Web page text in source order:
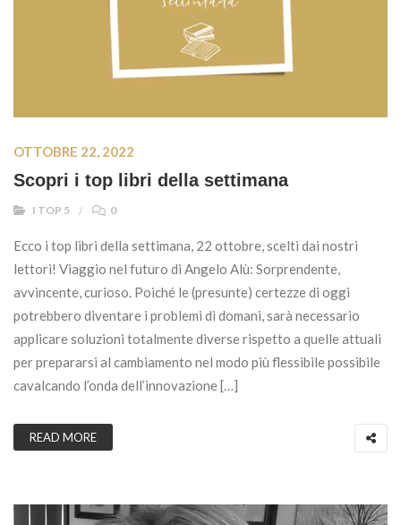
OTTOBRE 22, 2022
Scopri i top libri della settimana
I TOP 5 0
Ecco i top libri della settimana, 22 ottobre, scelti dai nostri
lettori! Viaggio nel futuro di Angelo Alù: Sorprendente,
avvincente, curioso. Poiché le (presunte) certezze di oggi
potrebbero diventare i problemi di domani, sarà necessario
applicare soluzioni totalmente diverse rispetto a quelle attuali
per prepararsi al cambiamento nel modo più flessibile possibile
cavalcando l’onda dell’innovazione […]
READ MORE